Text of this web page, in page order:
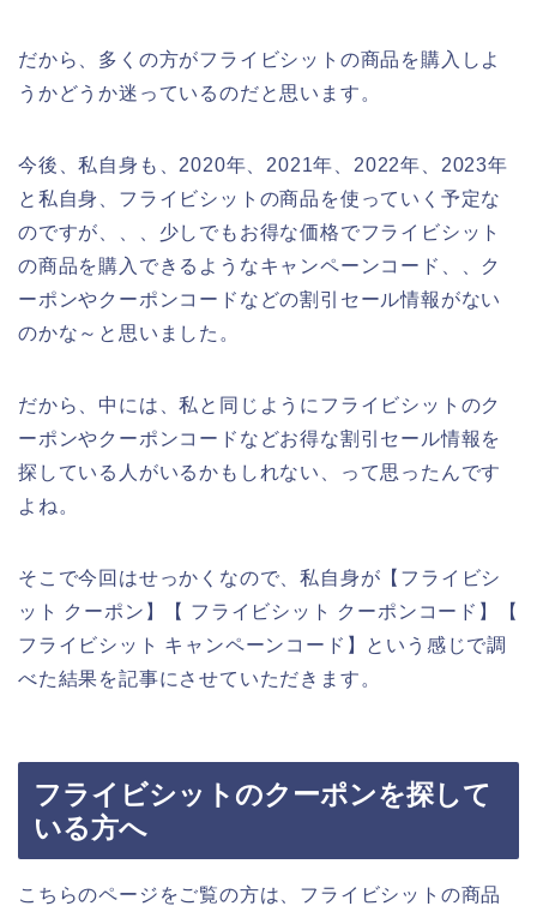
だから、多くの方がフライビシットの商品を購入しよ
うかどうか迷っているのだと思います。
今後、私自身も、2020年、2021年、2022年、2023年
と私自身、フライビシットの商品を使っていく予定な
のですが、、、少しでもお得な価格でフライビシット
の商品を購入できるようなキャンペーンコード、、ク
ーポンやクーポンコードなどの割引セール情報がない
のかな～と思いました。
だから、中には、私と同じようにフライビシットのク
ーポンやクーポンコードなどお得な割引セール情報を
探している人がいるかもしれない、って思ったんです
よね。
そこで今回はせっかくなので、私自身が【フライビシ
ット クーポン】【 フライビシット クーポンコード】【
フライビシット キャンペーンコード】という感じで調
べた結果を記事にさせていただきます。
フライビシットのクーポンを探して
いる方へ
こちらのページをご覧の方は、フライビシットの商品